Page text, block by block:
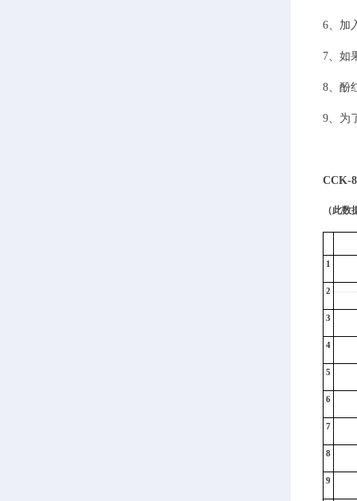
6、加
7、如
8、酚
9、为
CCK-
（此
1
2
3
4
5
6
7
8
9